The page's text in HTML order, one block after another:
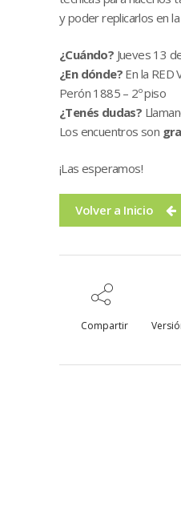
y poder replicarlos en
¿Cuándo? Jueves 13
¿En dónde? En la RED
Perón 1885 – 2º piso
¿Tenés dudas?
Los encuentros son
¡Las esperamos!
Volver a Inicio
Compartir